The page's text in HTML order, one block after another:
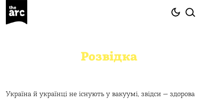
Розвідка
Україна й українці не існують у вакуумі, звідси — здорова